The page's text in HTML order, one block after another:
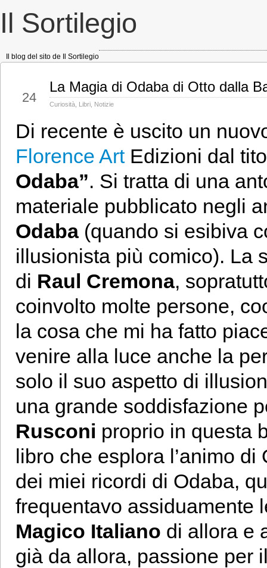
Il Sortilegio
Il blog del sito de Il Sortilegio
24
La Magia di Odaba di Otto dalla
Curiosità Libri Notizie
Di recente è uscito un
Florence ArtEdizioni dal
Odaba”. Si tratta di una
materiale pubblicato negli
Odaba(quando si esibiva
illusionista più comico). La
di Raul Cremona,
coinvolto molte persone,
la cosa che mi ha fatto
venire alla luce anche la
solo il suo aspetto di
una grande soddisfazione
Rusconi proprio in questa
libro che esplora l’animo
dei miei ricordi di Odaba,
frequentavo
Magico Italiano di allora e
già da allora, passione per